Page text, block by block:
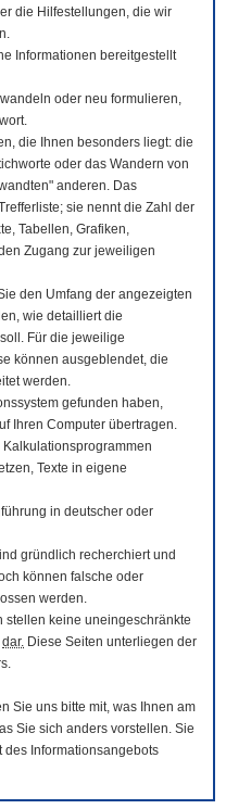
die Hilfestellungen, die wir
Informationen bereitgestellt
oder neu formulieren,
die Ihnen besonders liegt: die
oder das Wandern von
anderen. Das
sie nennt die Zahl der
Tabellen, Grafiken,
Zugang zur jeweiligen
den Umfang der angezeigten
wie detailliert die
Für die jeweilige
können ausgeblendet, die
werden.
gefunden haben,
Ihren Computer übertragen.
Kalkulationsprogrammen
Texte in eigene
in deutscher oder
gründlich recherchiert und
können falsche oder
werden.
stellen keine uneingeschränkte
dar. Diese Seiten unterliegen der
Sie uns bitte mit, was Ihnen am
Sie sich anders vorstellen. Sie
des Informationsangebots